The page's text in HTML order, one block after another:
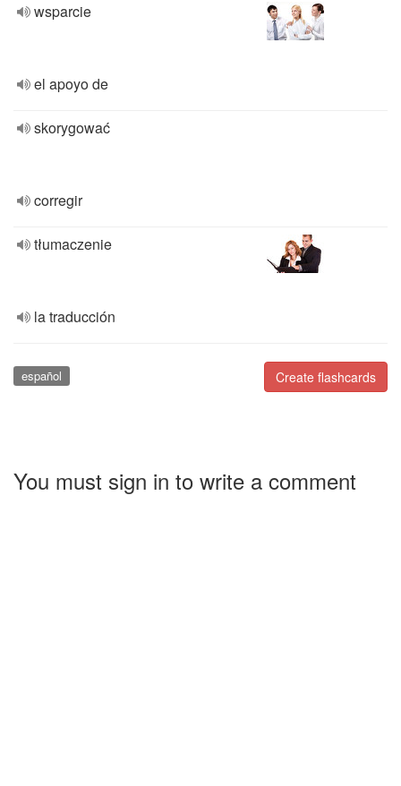
wsparcie
el apoyo de
skorygować
corregir
tłumaczenie
la traducción
Create flashcards
español
You must sign in to write a comment